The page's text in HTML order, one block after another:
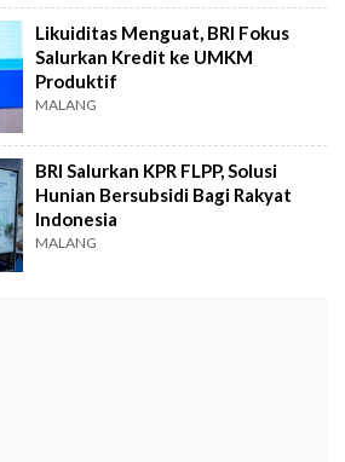
Likuiditas Menguat, BRI Fokus
Salurkan Kredit ke UMKM
Produktif
MALANG
BRI Salurkan KPR FLPP, Solusi
Hunian Bersubsidi Bagi Rakyat
Indonesia
MALANG